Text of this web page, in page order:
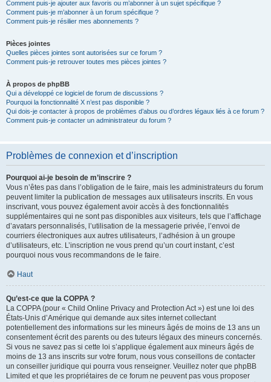
Comment puis-je ajouter aux favoris ou m’abonner à un sujet spécifique ?
Comment puis-je m’abonner à un forum spécifique ?
Comment puis-je résilier mes abonnements ?
Pièces jointes
Quelles pièces jointes sont autorisées sur ce forum ?
Comment puis-je retrouver toutes mes pièces jointes ?
À propos de phpBB
Qui a développé ce logiciel de forum de discussions ?
Pourquoi la fonctionnalité X n’est pas disponible ?
Qui dois-je contacter à propos de problèmes d’abus ou d’ordres légaux liés à ce forum ?
Comment puis-je contacter un administrateur du forum ?
Problèmes de connexion et d’inscription
Pourquoi ai-je besoin de m’inscrire ?
Vous n’êtes pas dans l’obligation de le faire, mais les administrateurs du forum
peuvent limiter la publication de messages aux utilisateurs inscrits. En vous
inscrivant, vous pouvez également avoir accès à des fonctionnalités
supplémentaires qui ne sont pas disponibles aux visiteurs, tels que l’affichage
d’avatars personnalisés, l’utilisation de la messagerie privée, l’envoi de
courriers électroniques aux autres utilisateurs, l’adhésion à un groupe
d’utilisateurs, etc. L’inscription ne vous prend qu’un court instant, c’est
pourquoi nous vous recommandons de le faire.
Haut
Qu’est-ce que la COPPA ?
La COPPA (pour « Child Online Privacy and Protection Act ») est une loi des
États-Unis d’Amérique qui demande aux sites internet collectant
potentiellement des informations sur les mineurs âgés de moins de 13 ans un
consentement écrit des parents ou des tuteurs légaux des mineurs concernés.
Si vous ne savez pas si cette loi s’applique également aux mineurs âgés de
moins de 13 ans inscrits sur votre forum, nous vous conseillons de contacter
un conseiller juridique qui pourra vous renseigner. Veuillez noter que phpBB
Limited et que les propriétaires de ce forum ne peuvent pas vous proposer